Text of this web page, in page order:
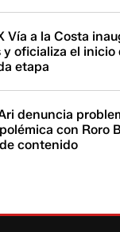
Vía a la Costa
y oficializa el inicio
etapa
denuncia
con Roro
contenido